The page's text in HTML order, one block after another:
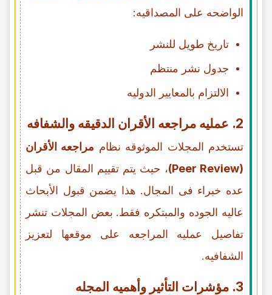
الواضحه على المصداقیه:
تاریخ طویل للنشر
جدول نشر منتظم
الالتزام بالمعاییر الدولیه
2. عملیه مراجعه الأقران الدقیقه والشفافه
تستخدم المجلات الموثوقه نظام مراجعه الأقران
(Peer Review)
، حیث یتم تقییم المقال من قبل
عده خبراء فی المجال. هذا یضمن قبول الأبحاث
عالیه الجوده والمبتکره فقط. بعض المجلات تنشر
تفاصیل عملیه المراجعه على موقعها لتعزیز
الشفافیه.
3. مؤشرات التأثیر وأهمیه المجله